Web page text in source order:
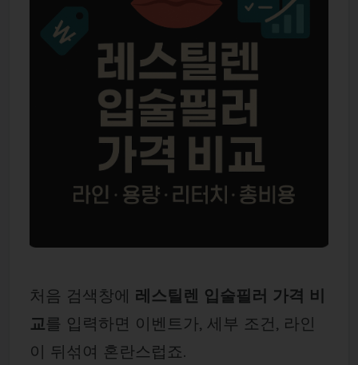
처음 검색창에 레스틸렌 입술필러 가격 비
교를 입력하면 이벤트가, 세부 조건, 라인
이 뒤섞여 혼란스럽죠.